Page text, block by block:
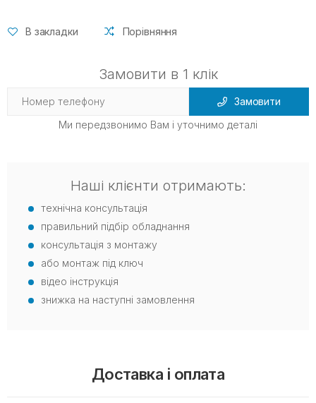
В закладки Порівняння
Замовити в 1 клік
Замовити
Ми передзвонимо Вам і уточнимо деталі
Наші клієнти отримають:
технічна консультація
правильний підбір обладнання
консультація з монтажу
або монтаж під ключ
відео інструкція
знижка на наступні замовлення
Доставка і оплата